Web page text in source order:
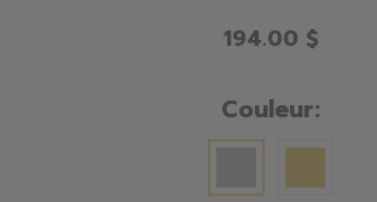
194.00 $
Couleur: